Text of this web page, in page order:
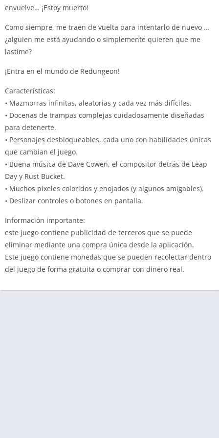
envuelve… ¡Estoy muerto!
Como siempre, me traen de vuelta para intentarlo de nuevo …
¿alguien me está ayudando o simplemente quieren que me
lastime?
¡Entra en el mundo de Redungeon!
Características:
• Mazmorras infinitas, aleatorias y cada vez más difíciles.
• Docenas de trampas complejas cuidadosamente diseñadas
para detenerte.
• Personajes desbloqueables, cada uno con habilidades únicas
que cambian el juego.
• Buena música de Dave Cowen, el compositor detrás de Leap
Day y Rust Bucket.
• Muchos píxeles coloridos y enojados (y algunos amigables).
• Deslizar controles o botones en pantalla.
Información importante:
este juego contiene publicidad de terceros que se puede
eliminar mediante una compra única desde la aplicación.
Este juego contiene monedas que se pueden recolectar dentro
del juego de forma gratuita o comprar con dinero real.